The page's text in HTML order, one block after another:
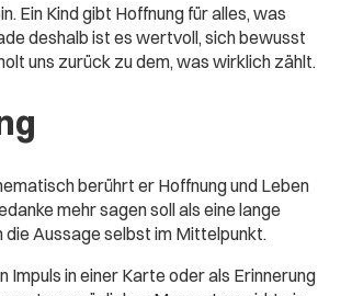
Ein Kind gibt Hoffnung für alles, was
deshalb ist es wertvoll, sich bewusst
uns zurück zu dem, was wirklich zählt.
berührt er Hoffnung und Leben
mehr sagen soll als eine lange
Aussage selbst im Mittelpunkt.
Impuls in einer Karte oder als Erinnerung